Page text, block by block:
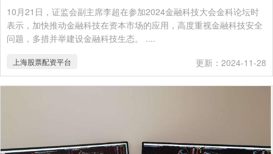
10月21日，证监会副主席李超在参加2024金融科技大会金科论坛时
表示，加快推动金融科技在资本市场的应用，高度重视金融科技安全
问题，多措并举建设金融科技生态。 ....
上海股票配资平台 更新：2024-11-28